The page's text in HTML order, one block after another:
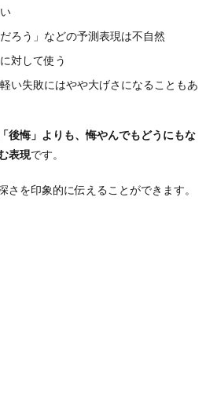
ろう」などの予測表現は不自然
対して使う
い失敗にはやや大げさになることもあ
後悔」よりも、悔やんでもどうにもな
表現です。
さを印象的に伝えることができます。